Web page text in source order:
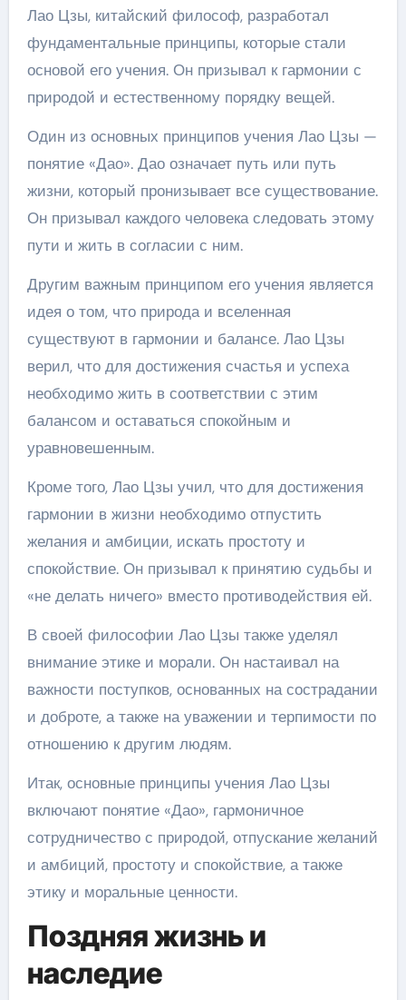
Лао Цзы, китайский философ, разработал
фундаментальные принципы, которые стали
основой его учения. Он призывал к гармонии с
природой и естественному порядку вещей.
Один из основных принципов учения Лао Цзы —
понятие «Дао». Дао означает путь или путь
жизни, который пронизывает все существование.
Он призывал каждого человека следовать этому
пути и жить в согласии с ним.
Другим важным принципом его учения является
идея о том, что природа и вселенная
существуют в гармонии и балансе. Лао Цзы
верил, что для достижения счастья и успеха
необходимо жить в соответствии с этим
балансом и оставаться спокойным и
уравновешенным.
Кроме того, Лао Цзы учил, что для достижения
гармонии в жизни необходимо отпустить
желания и амбиции, искать простоту и
спокойствие. Он призывал к принятию судьбы и
«не делать ничего» вместо противодействия ей.
В своей философии Лао Цзы также уделял
внимание этике и морали. Он настаивал на
важности поступков, основанных на сострадании
и доброте, а также на уважении и терпимости по
отношению к другим людям.
Итак, основные принципы учения Лао Цзы
включают понятие «Дао», гармоничное
сотрудничество с природой, отпускание желаний
и амбиций, простоту и спокойствие, а также
этику и моральные ценности.
Поздняя жизнь и
наследие